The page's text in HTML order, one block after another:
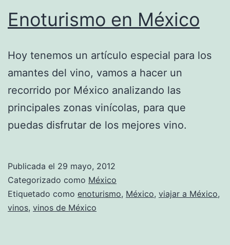
Enoturismo en México
Hoy tenemos un artículo especial para los
amantes del vino, vamos a hacer un
recorrido por México analizando las
principales zonas vinícolas, para que
puedas disfrutar de los mejores vino.
Publicada el 29 mayo, 2012
Categorizado como México
Etiquetado como enoturismo, México, viajar a México,
vinos, vinos de México